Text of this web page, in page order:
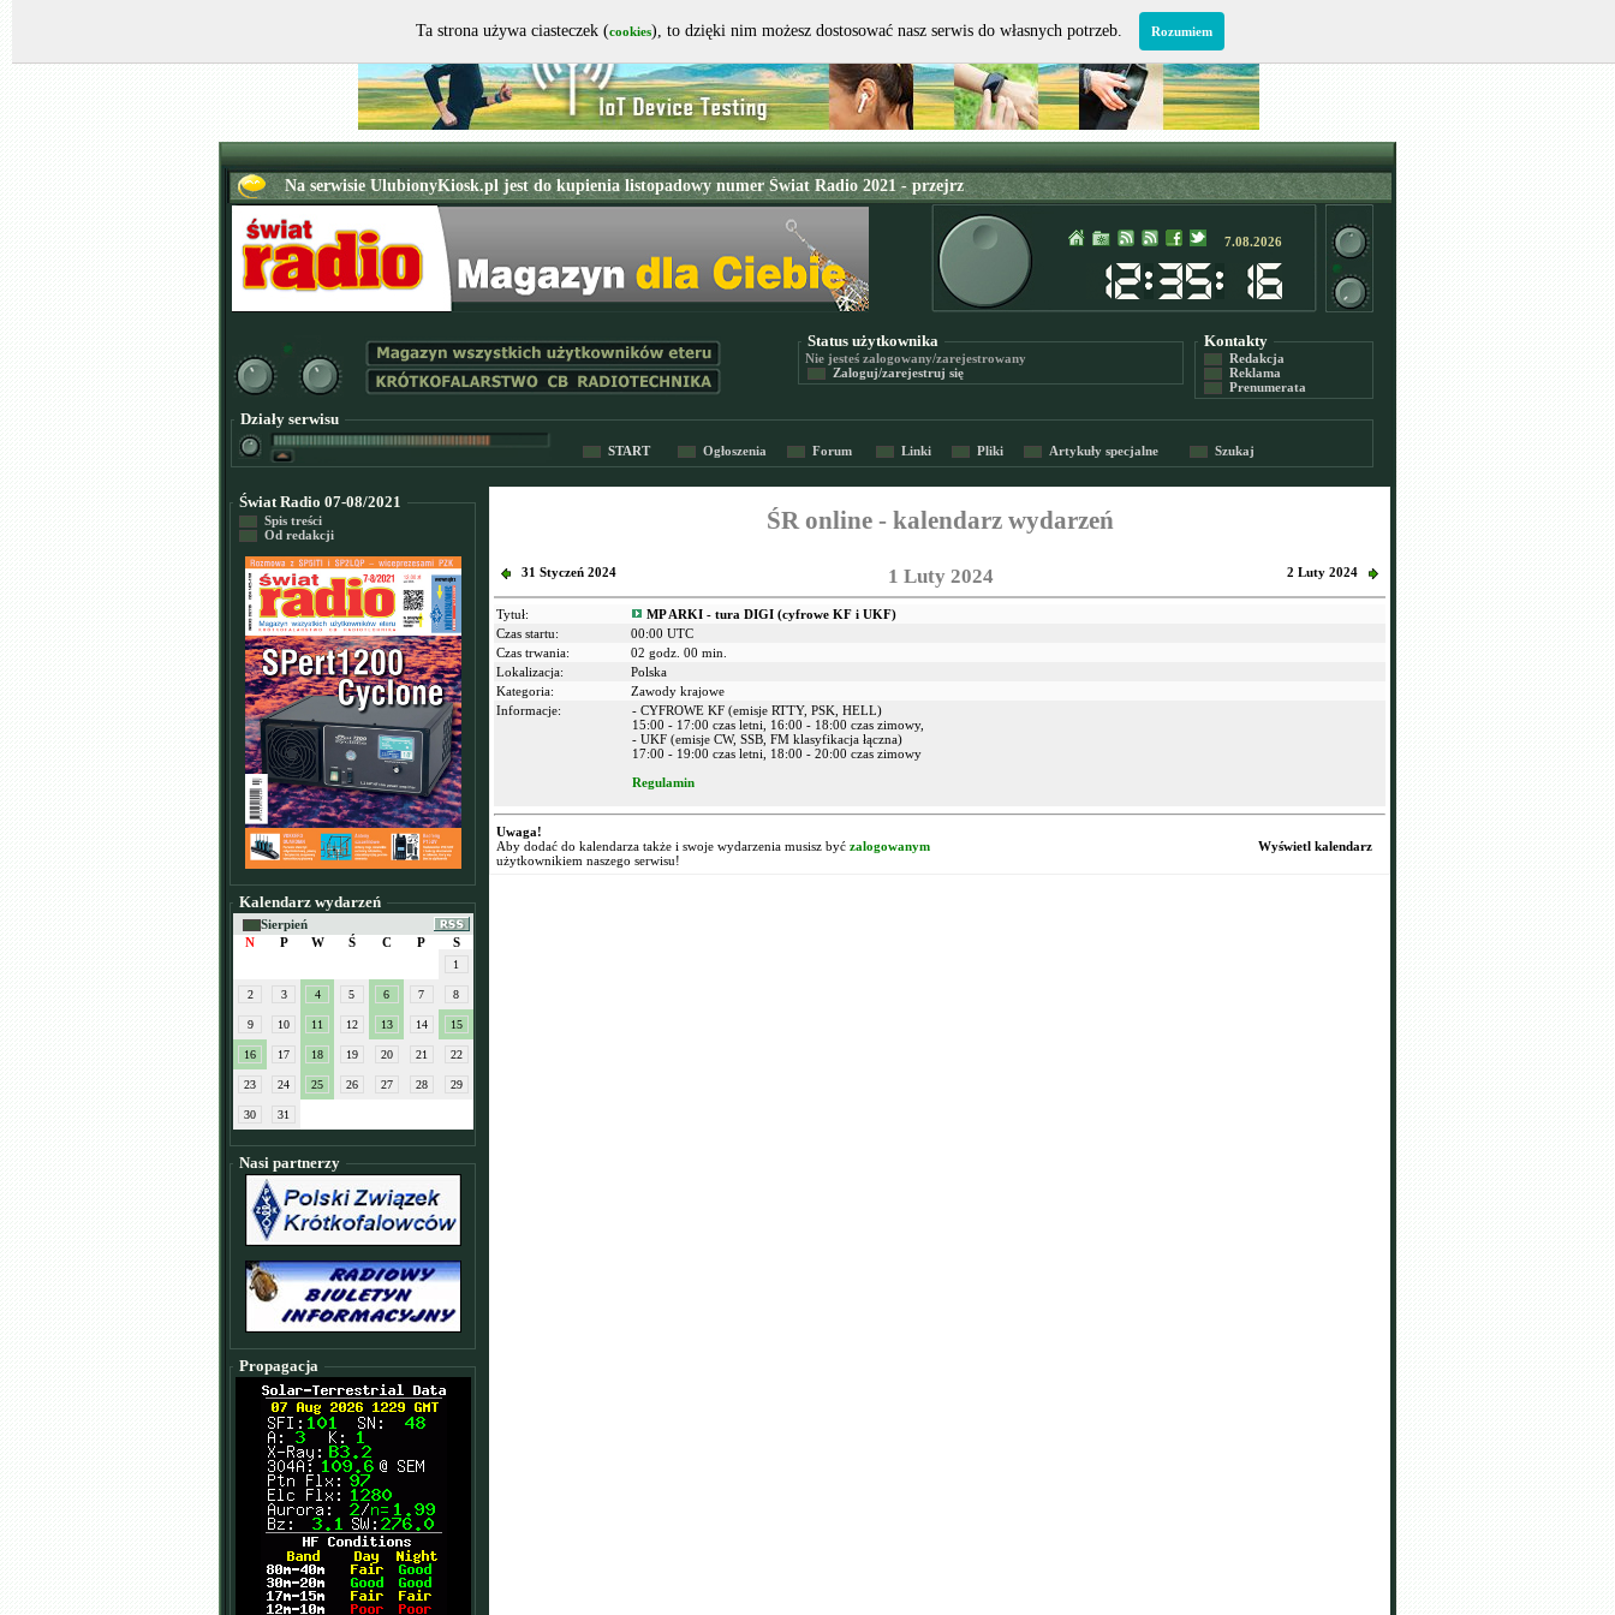
7.08.2026
Status użytkownika
Nie jesteś zalogowany/zarejestrowany
Zaloguj/zarejestruj się
Kontakty
Redakcja
Reklama
Prenumerata
Działy serwisu
START Ogłoszenia Forum Linki Pliki Artykuły specjalne Szukaj
Świat Radio 07-08/2021
Spis treści
Od redakcji
Kalendarz wydarzeń
Sierpień
N
P W Ś C P S
1
2 3 4 5 6 7 8
9 10 11 12 13 14 15
16 17 18 19 20 21 22
23 24 25 26 27 28 29
30 31
Nasi partnerzy
Propagacja
ŚR online - kalendarz wydarzeń
31 Styczeń 2024 1 Luty 2024 2 Luty 2024
Tytuł:
MP ARKI - tura DIGI (cyfrowe KF i UKF)
Czas startu:
00:00 UTC
Czas trwania:
02 godz. 00 min.
Lokalizacja:
Polska
Kategoria:
Zawody krajowe
Informacje:
- CYFROWE KF (emisje RTTY, PSK, HELL)
15:00 - 17:00 czas letni, 16:00 - 18:00 czas zimowy,
- UKF (emisje CW, SSB, FM klasyfikacja łączna)
17:00 - 19:00 czas letni, 18:00 - 20:00 czas zimowy
Regulamin
Uwaga!
Aby dodać do kalendarza także i swoje wydarzenia musisz być zalogowanym
użytkownikiem naszego serwisu!
Wyświetl kalendarz
Ta strona używa ciasteczek (cookies), to dzięki nim możesz dostosować nasz serwis do własnych potrzeb. Rozumiem